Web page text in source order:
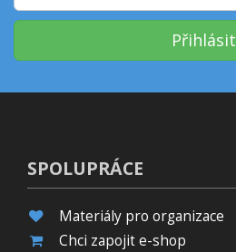
Přihlásit
SPOLUPRÁCE
Materiály pro organizace
Chci zapojit e-shop